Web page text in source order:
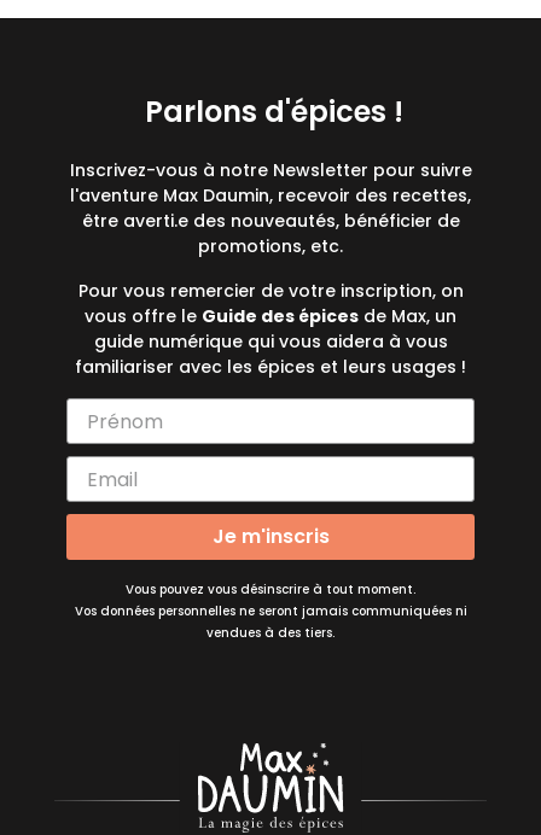
Parlons d'épices !
Inscrivez-vous à notre Newsletter pour suivre
l'aventure Max Daumin, recevoir des recettes,
être averti.e des nouveautés, bénéficier de
promotions, etc.
Pour vous remercier de votre inscription, on
vous offre le Guide des épices de Max, un
guide numérique qui vous aidera à vous
familiariser avec les épices et leurs usages !
Je m'inscris
Vous pouvez vous désinscrire à tout moment.
Vos données personnelles ne seront jamais communiquées ni
vendues à des tiers.